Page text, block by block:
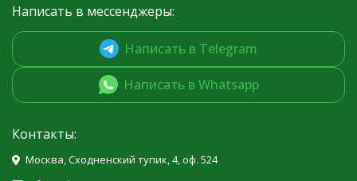
Написать в мессенджеры:
Написать в Telegram
Написать в Whatsapp
Контакты:
Москва, Сходненский тупик, 4, оф. 524